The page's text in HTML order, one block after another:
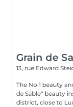
Grain de
13, rue Edward
The No 1 beauty
de Sable" beauty
district, close to